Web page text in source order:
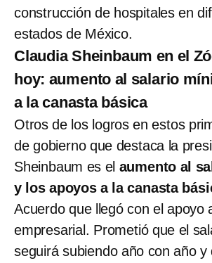
construcción de hospitales en
estados de México.
Claudia Sheinbaum en el
hoy: aumento al salario
a la canasta básica
Otros de los logros en estos
de gobierno que destaca la
Sheinbaum es el aumento al
y los apoyos a la canasta
Acuerdo que llegó con el apoyo
empresarial. Prometió que el
seguirá subiendo año con año y